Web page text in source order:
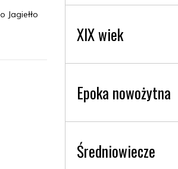
XIX wiek
Epoka nowożytna
Średniowiecze